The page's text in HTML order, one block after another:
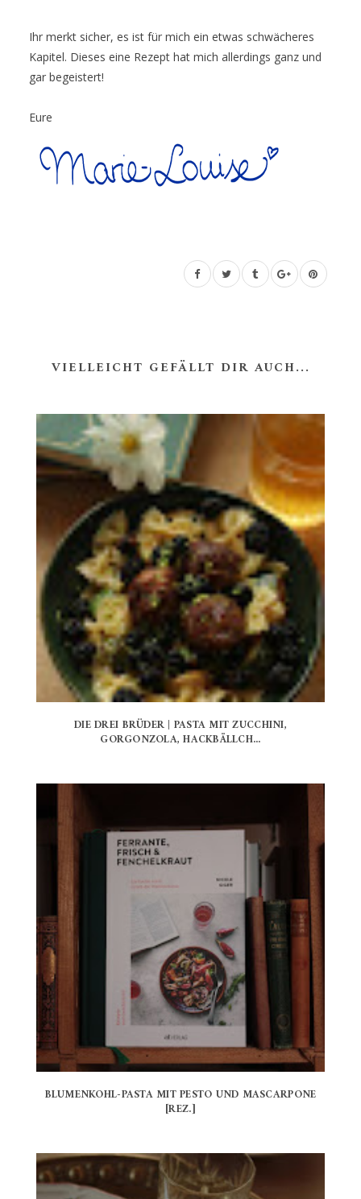
Ihr merkt sicher, es ist für mich ein etwas schwächeres
Kapitel. Dieses eine Rezept hat mich allerdings ganz und
gar begeistert!
Eure
VIELLEICHT GEFÄLLT DIR AUCH...
DIE DREI BRÜDER | PASTA MIT ZUCCHINI,
GORGONZOLA, HACKBÄLLCH...
BLUMENKOHL-PASTA MIT PESTO UND MASCARPONE
[REZ.]